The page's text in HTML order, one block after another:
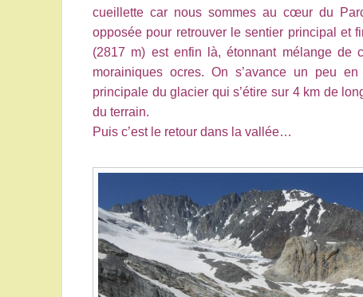
cueillette car nous sommes au cœur du
opposée pour retrouver le sentier principal et
(2817 m) est enfin là, étonnant mélange de
morainiques ocres. On s’avance un peu
principale du glacier qui s’étire sur 4 km de
du terrain.
Puis c’est le retour dans la vallée…